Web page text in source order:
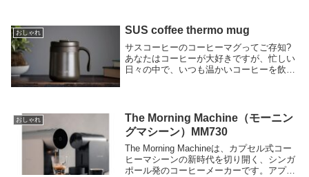
ー豆です。通常の赤や黄色に実るブルボン
おしゃれ SUS coffee thermo mug
サスコーヒーのコーヒーマグってご存知?
あなたはコーヒーが大好きですが、忙しい
日々の中で、いつも温かいコーヒーを飲む
たりこぼした...
おしゃれ
The Morning Machine（モーニン
グマシーン）MM730
The Morning Machineは、カプセル式コー
ヒーマシーンの新時代を切り開く、シンガ
ポール発のコーヒーメーカーです。アプリ